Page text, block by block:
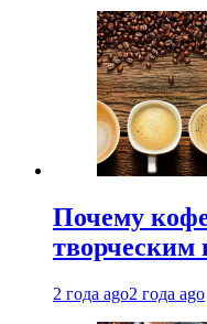
Почему
творческим
2 года ago2 года ago